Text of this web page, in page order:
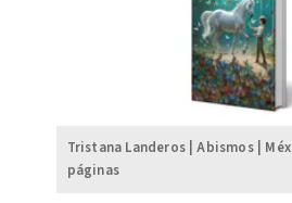
Tristana Landeros | Abismos |
páginas